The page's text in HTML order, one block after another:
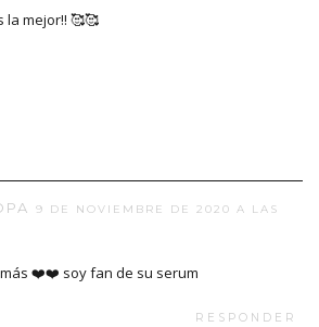
la mejor!! 🥰🥰
9 DE NOVIEMBRE DE 2020 A LAS
más ❤️❤️ soy fan de su serum
RESPONDER